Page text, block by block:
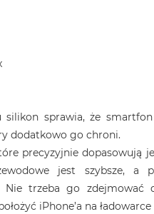
silikon sprawia, że
dodatkowo go chroni.
precyzyjnie dopasowują je
jest szybsze, a
trzeba go zdejmować
iPhone’a na